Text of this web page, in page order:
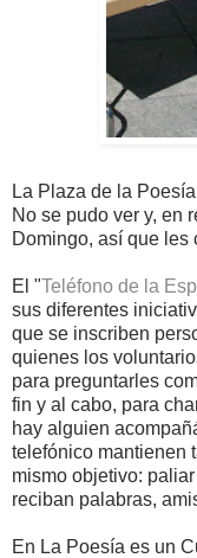
La Plaza de la
No se pudo ver y, en
Domingo, así que les
El "Teléfono de la
sus diferentes
que se inscriben
quienes los
para preguntarles
fin y al cabo, para
hay alguien
telefónico mantienen
mismo objetivo:
reciban palabras,
En La Poesía es un